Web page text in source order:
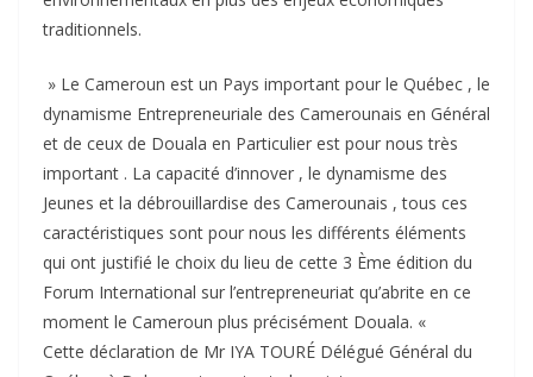
traditionnels.
» Le Cameroun est un Pays important pour le Québec , le
dynamisme Entrepreneuriale des Camerounais en Général
et de ceux de Douala en Particulier est pour nous très
important . La capacité d’innover , le dynamisme des
Jeunes et la débrouillardise des Camerounais , tous ces
caractéristiques sont pour nous les différents éléments
qui ont justifié le choix du lieu de cette 3 Ème édition du
Forum International sur l’entrepreneuriat qu’abrite en ce
moment le Cameroun plus précisément Douala. «
Cette déclaration de Mr IYA TOURÉ Délégué Général du